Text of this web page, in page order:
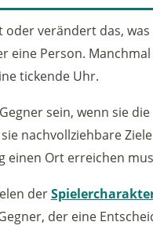
verändert das, was
eine Person. Manchmal
tickende Uhr.
sein, wenn sie die
nachvollziehbare
einen Ort erreichen
der
der eine